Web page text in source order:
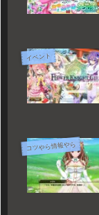
イベント
コツやら情報やら